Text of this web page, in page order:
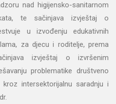
nad higijensko-sanitarnom
te sačinjava izvještaj o
u izvođenju edukativnih
za djecu i roditelje, prema
izvještaj o izvršenim
problematike društveno
intersektorijalnu saradnju i